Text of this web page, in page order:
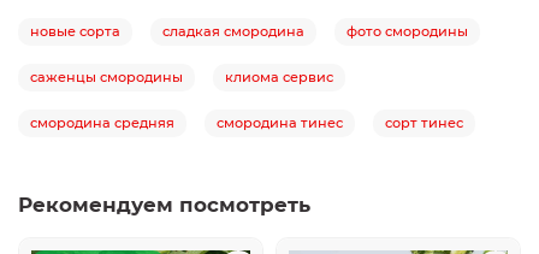
новые сорта сладкая смородина фото смородины
саженцы смородины клиома сервис
смородина средняя смородина тинес сорт тинес
Рекомендуем посмотреть